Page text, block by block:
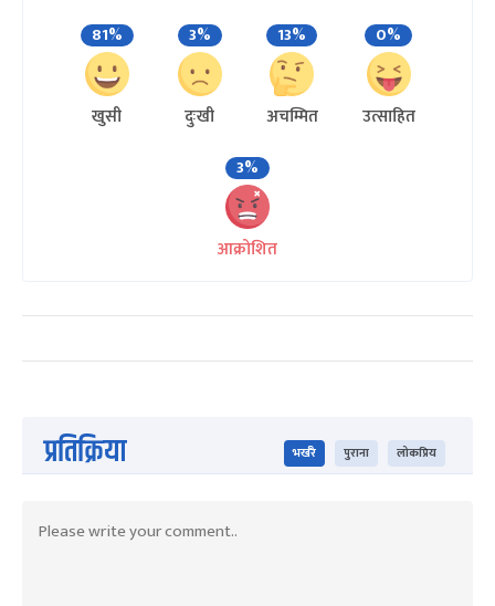
81%
खुसी
3%
दुःखी
13%
अचम्मित
0%
उत्साहित
3%
आक्रोशित
प्रतिक्रिया भर्खरै पुराना लोकप्रिय